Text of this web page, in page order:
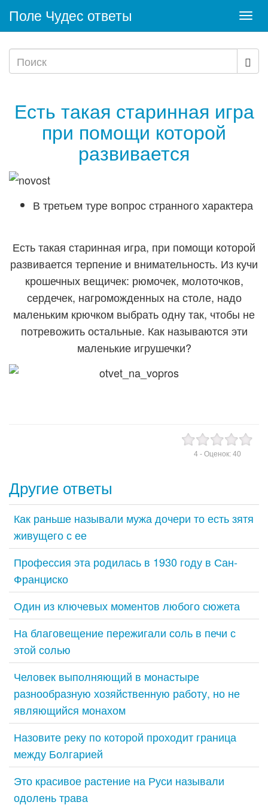
Поле Чудес ответы
Есть такая старинная игра
при помощи которой
развивается
В третьем туре вопрос странного характера
Есть такая старинная игра, при помощи которой
развивается терпение и внимательность. Из кучи
крошечных вещичек: рюмочек, молоточков,
сердечек, нагроможденных на столе, надо
маленьким крючком выбрать одну так, чтобы не
потревожить остальные. Как называются эти
маленькие игрушечки?
4- Оценок: 40
Другие ответы
Как раньше называли мужа дочери то есть зятя
живущего с ее
Профессия эта родилась в 1930 году в Сан-
Франциско
Один из ключевых моментов любого сюжета
На благовещение пережигали соль в печи с
этой солью
Человек выполняющий в монастыре
разнообразную хозяйственную работу, но не
являющийся монахом
Назовите реку по которой проходит граница
между Болгарией
Это красивое растение на Руси называли
одолень трава